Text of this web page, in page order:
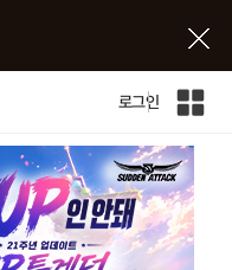
로그인
인
전
사
이
트